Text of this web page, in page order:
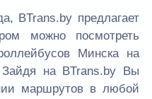
BTrans.by предлагает
можно посмотреть
Минска на
на BTrans.by Вы
маршрутов в любой